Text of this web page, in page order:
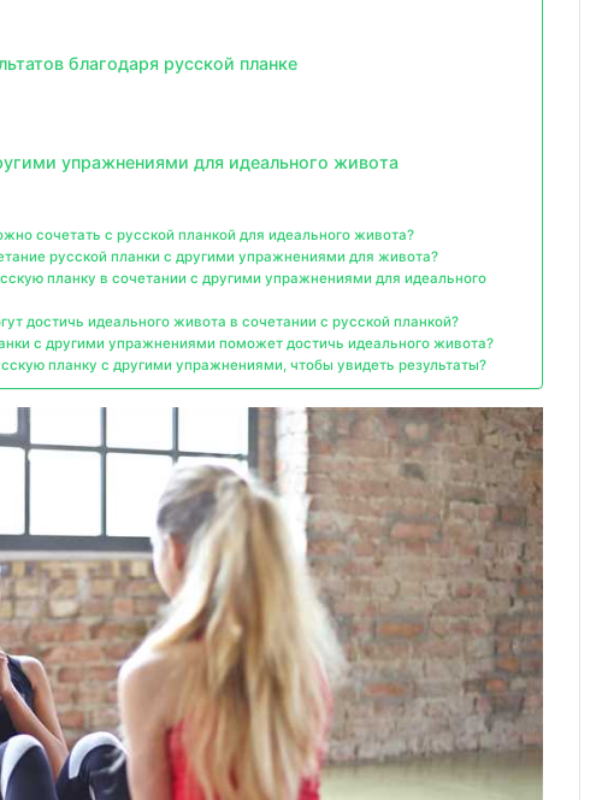
благодаря русской планке
упражнениями для идеального живота
сочетать с русской планкой для идеального живота?
русской планки с другими упражнениями для живота?
планку в сочетании с другими упражнениями для идеального
достичь идеального живота в сочетании с русской планкой?
с другими упражнениями поможет достичь идеального живота?
планку с другими упражнениями, чтобы увидеть результаты?